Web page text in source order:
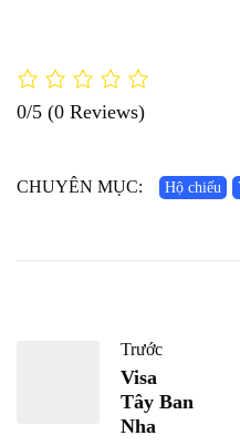
0/5 (0 Reviews)
CHUYÊN MỤC: Hộ chiếu
Trước
Visa
Tây Ban
Nha